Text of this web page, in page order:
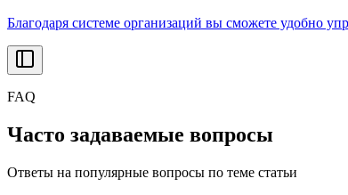
Благодаря системе организаций вы сможете удобно
FAQ
Часто задаваемые вопросы
Ответы на популярные вопросы по теме статьи